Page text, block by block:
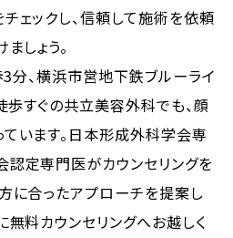
ェックし、信頼して施術を依頼
しょう。
分、横浜市営地下鉄ブルーライ
すぐの共立美容外科でも、顔
います。日本形成外科学会専
定専門医がカウンセリングを
に合ったアプローチを提案し
無料カウンセリングへお越しく